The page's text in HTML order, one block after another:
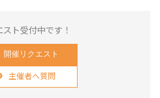
スト受付中です！
開催リクエスト
主催者へ質問